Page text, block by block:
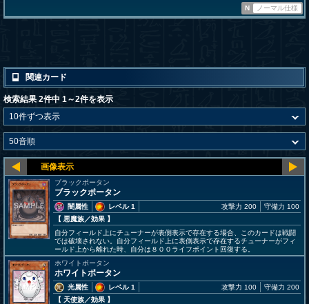
N ノーマル仕様
関連カード
検索結果 2件中 1～2件を表示
ブラックポータン
ブラックポータン
闇属性
レベル 1
【 悪魔族／効果 】
攻撃力 200 守備力 100
自分フィールド上にチューナーが表側表示で存在する場合、このカードは戦闘
では破壊されない。自分フィールド上に表側表示で存在するチューナーがフィ
ールド上から離れた時、自分は８００ライフポイント回復する。
ホワイトポータン
ホワイトポータン
光属性
レベル 1
【 天使族／効果 】
攻撃力 100 守備力 200